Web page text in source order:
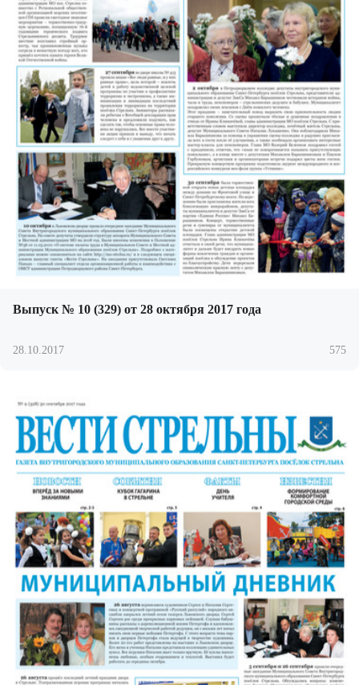
Выпуск № 10 (329) от 28 октября 2017 года
28.10.2017 575